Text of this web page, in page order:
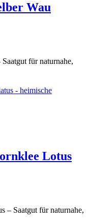
Wau
für naturnahe,
Lotus
– Saatgut für naturnahe,